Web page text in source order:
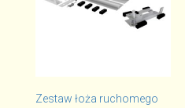
Zestaw łoża ruchomego